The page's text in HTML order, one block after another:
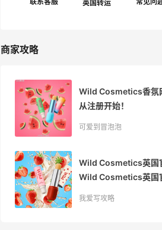
商家攻略
Wild Cosmetics香氛
从注册开始！
可爱到冒泡泡
Wild Cosmetics英国
Wild Cosmetics英国
我爱写攻略